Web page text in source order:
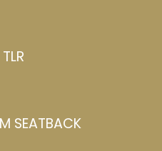
SEATBACK